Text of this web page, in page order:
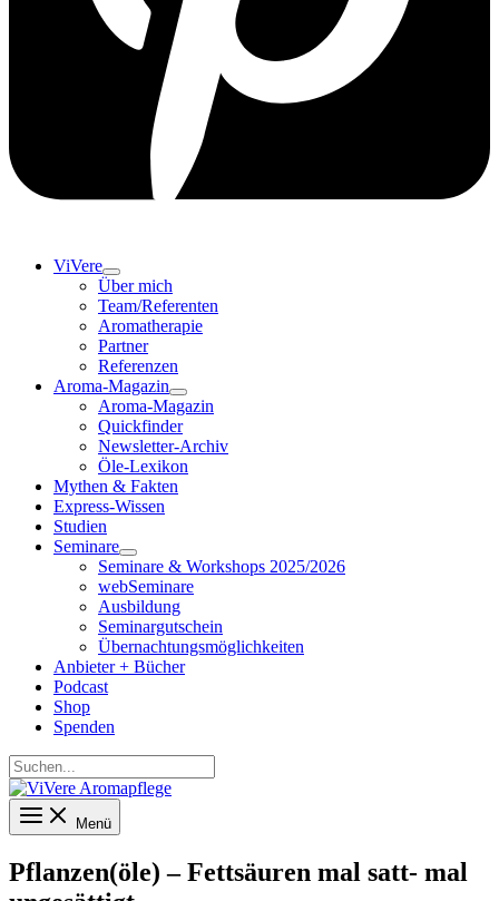
ViVere
Über mich
Team/Referenten
Aromatherapie
Partner
Referenzen
Aroma-Magazin
Aroma-Magazin
Quickfinder
Newsletter-Archiv
Öle-Lexikon
Mythen & Fakten
Express-Wissen
Studien
Seminare
Seminare & Workshops 2025/2026
webSeminare
Ausbildung
Seminargutschein
Übernachtungsmöglichkeiten
Anbieter + Bücher
Podcast
Shop
Spenden
Suchen...
Menü
Pflanzen(öle) – Fettsäuren mal satt- mal